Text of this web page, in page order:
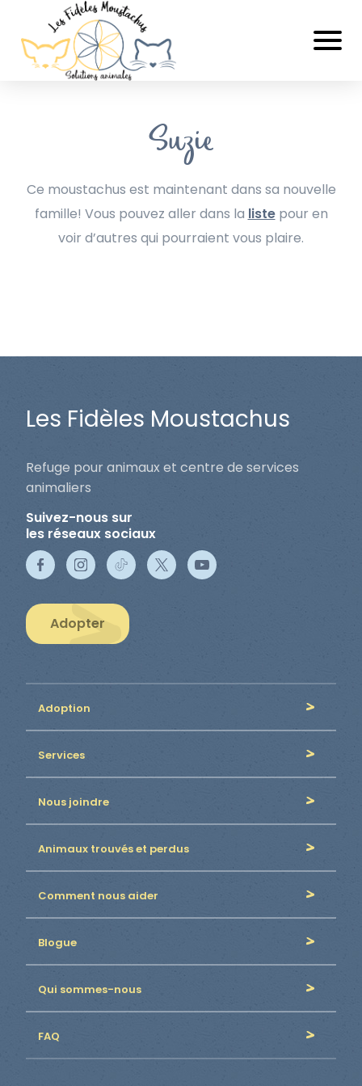
Suzie
Ce moustachus est maintenant dans sa nouvelle
famille! Vous pouvez aller dans la listepour en
voir d’autres qui pourraient vous plaire.
Les Fidèles Moustachus
Refuge pour animaux et centre de services
animaliers
Suivez-nous sur
les réseaux sociaux
Adopter
Adoption
Services
Nous joindre
Animaux trouvés et perdus
Comment nous aider
Blogue
Qui sommes-nous
FAQ